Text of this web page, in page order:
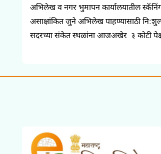
अभिलेख व नगर भुमापन कार्यालयातील
असाक्षांकित जुने अभिलेख पाहण्यासाठी
सदरच्या संकेत स्थळांना आजअखेर ३ कोटी